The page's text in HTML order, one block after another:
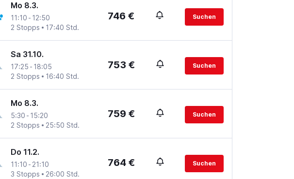
Mo 8.3.
11:10 - 12:50
2 Stopps
17:40 Std.
746 € Suchen
Sa 31.10.
17:25 - 18:05
2 Stopps
16:40 Std.
753 € Suchen
Mo 8.3.
5:30 - 15:20
2 Stopps
25:50 Std.
759 € Suchen
Do 11.2.
11:10 - 21:10
3 Stopps
26:00 Std.
764 € Suchen